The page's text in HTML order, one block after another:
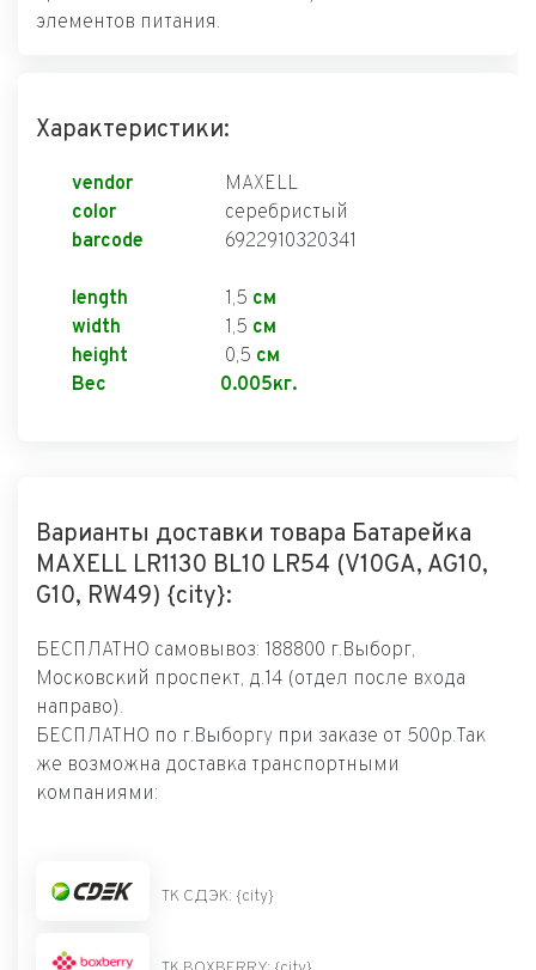
элементов питания.
Характеристики:
vendor
MAXELL
color
серебристый
barcode
6922910320341
length 1,5 см
width
1,5 см
height
0,5 см
Вес
0.005кг.
Варианты доставки товара Батарейка
MAXELL LR1130 BL10 LR54 (V10GA, AG10,
G10, RW49) {city}:
БЕСПЛАТНО самовывоз: 188800 г.Выборг,
Московский проспект, д.14 (отдел после входа
направо).
БЕСПЛАТНО по г.Выборгу при заказе от 500р.Так
же возможна доставка транспортными
компаниями:
ТК СДЭК: {city}